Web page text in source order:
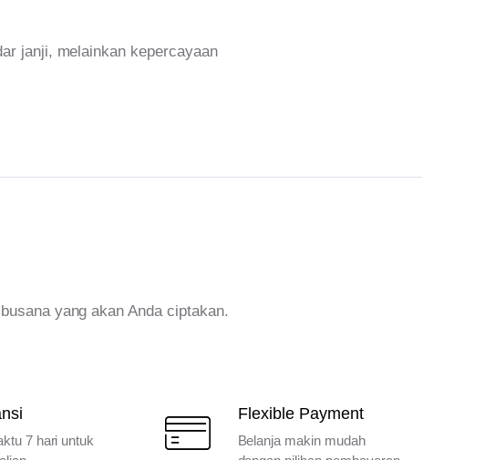
janji, melainkan kepercayaan
yang akan Anda ciptakan.
7 hari untuk
Flexible Payment
Belanja makin mudah